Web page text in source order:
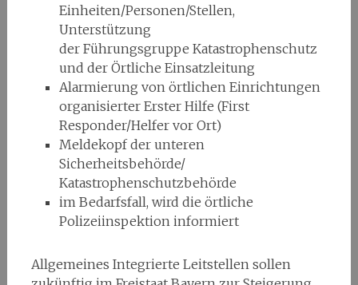
Einheiten/Personen/Stellen,
Unterstützung
der Führungsgruppe Katastrophenschutz
und der Örtliche Einsatzleitung
Alarmierung von örtlichen Einrichtungen
organisierter Erster Hilfe (First
Responder/Helfer vor Ort)
Meldekopf der unteren
Sicherheitsbehörde/
Katastrophenschutzbehörde
im Bedarfsfall, wird die örtliche
Polizeiinspektion informiert
Allgemeines Integrierte Leitstellen sollen